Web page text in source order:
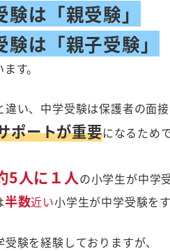
は「親受験」
験は「親子受験」
す。
い、中学受験は保護者の面
ポートが重要になるためで
5人に１人の小学生が中学
半数近い小学生が中学受験を
験を経験しておりますが、